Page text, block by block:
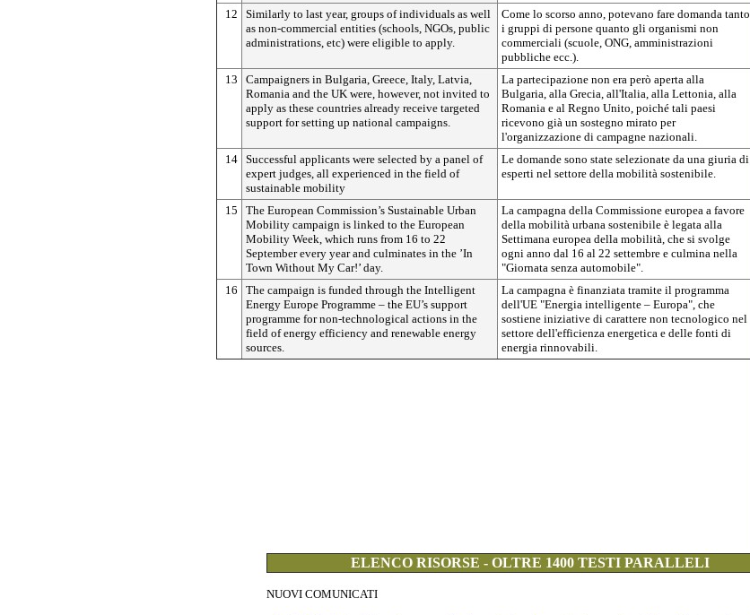
12
Similarly to last year, groups of individuals as well
as non-commercial entities (schools, NGOs, public
administrations, etc) were eligible to apply.
Come lo scorso anno, potevano fare domanda tanto
i gruppi di persone quanto gli organismi non
commerciali (scuole, ONG, amministrazioni
pubbliche ecc.).
13
Campaigners in Bulgaria, Greece, Italy, Latvia,
Romania and the UK were, however, not invited to
apply as these countries already receive targeted
support for setting up national campaigns.
La partecipazione non era però aperta alla
Bulgaria, alla Grecia, all'Italia, alla Lettonia, alla
Romania e al Regno Unito, poiché tali paesi
ricevono già un sostegno mirato per
l'organizzazione di campagne nazionali.
14 Successful applicants were selected by a panel of
expert judges, all experienced in the field of
sustainable mobility
Le domande sono state selezionate da una giuria di
esperti nel settore della mobilità sostenibile.
15
The European Commission’s Sustainable Urban
Mobility campaign is linked to the European
Mobility Week, which runs from 16 to 22
September every year and culminates in the ’In
Town Without My Car!’ day.
La campagna della Commissione europea a favore
della mobilità urbana sostenibile è legata alla
Settimana europea della mobilità, che si svolge
ogni anno dal 16 al 22 settembre e culmina nella
"Giornata senza automobile".
16
The campaign is funded through the Intelligent
Energy Europe Programme – the EU’s support
programme for non-technological actions in the
field of energy efficiency and renewable energy
sources.
La campagna è finanziata tramite il programma
dell'UE "Energia intelligente – Europa", che
sostiene iniziative di carattere non tecnologico nel
settore dell'efficienza energetica e delle fonti di
energia rinnovabili.
ELENCO RISORSE - OLTRE 1400 TESTI PARALLELI
NUOVI COMUNICATI